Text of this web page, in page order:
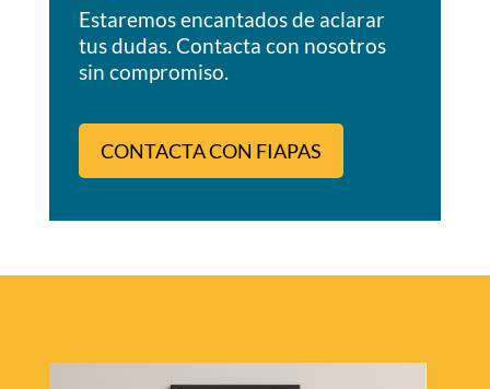
Estaremos encantados de aclarar
tus dudas. Contacta con nosotros
sin compromiso.
CONTACTA CON FIAPAS